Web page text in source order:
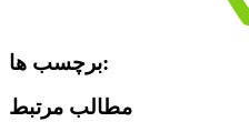
برچسب ها:
مطالب مرتبط